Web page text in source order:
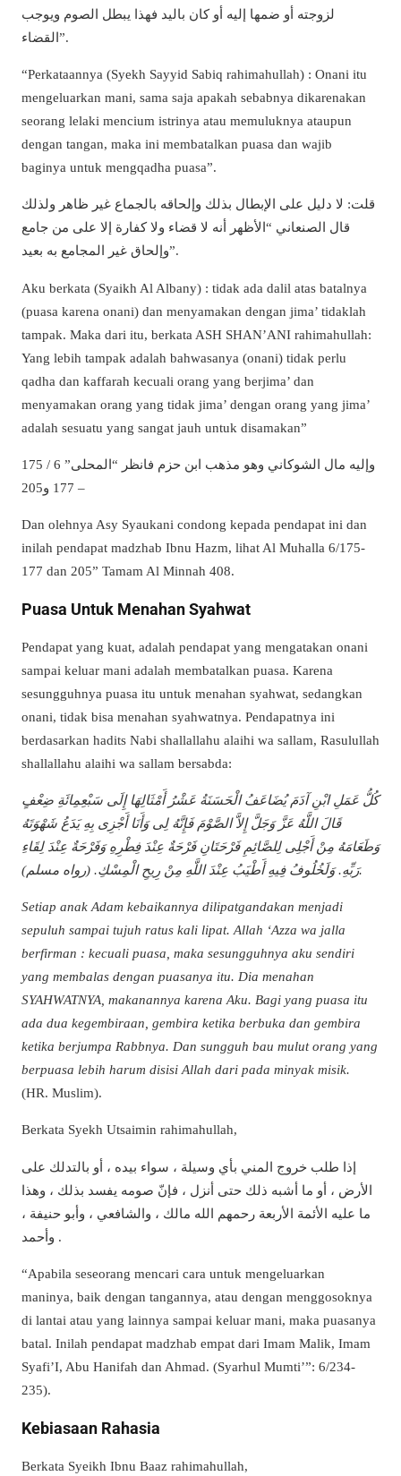
لزوجته أو ضمها إليه أو كان باليد فهذا يبطل الصوم ويوجب
القضاء”.
“Perkataannya (Syekh Sayyid Sabiq rahimahullah) : Onani itu
mengeluarkan mani, sama saja apakah sebabnya dikarenakan
seorang lelaki mencium istrinya atau memuluknya ataupun
dengan tangan, maka ini membatalkan puasa dan wajib
baginya untuk mengqadha puasa”.
قلت: لا دليل على الإبطال بذلك وإلحاقه بالجماع غير ظاهر ولذلك
قال الصنعاني “الأظهر أنه لا قضاء ولا كفارة إلا على من جامع
وإلحاق غير المجامع به بعيد”.
Aku berkata (Syaikh Al Albany) : tidak ada dalil atas batalnya
(puasa karena onani) dan menyamakan dengan jima’ tidaklah
tampak. Maka dari itu, berkata ASH SHAN’ANI rahimahullah:
Yang lebih tampak adalah bahwasanya (onani) tidak perlu
qadha dan kaffarah kecuali orang yang berjima’ dan
menyamakan orang yang tidak jima’ dengan orang yang jima’
adalah sesuatu yang sangat jauh untuk disamakan”
وإليه مال الشوكاني وهو مذهب ابن حزم فانظر “المحلى” 6 / 175
– 177 و205
Dan olehnya Asy Syaukani condong kepada pendapat ini dan
inilah pendapat madzhab Ibnu Hazm, lihat Al Muhalla 6/175-
177 dan 205” Tamam Al Minnah 408.
Puasa Untuk Menahan Syahwat
Pendapat yang kuat, adalah pendapat yang mengatakan onani
sampai keluar mani adalah membatalkan puasa. Karena
sesungguhnya puasa itu untuk menahan syahwat, sedangkan
onani, tidak bisa menahan syahwatnya. Pendapatnya ini
berdasarkan hadits Nabi shallallahu alaihi wa sallam, Rasulullah
shallallahu alaihi wa sallam bersabda:
كُلُّ عَمَلِ ابْنِ آدَمَ يُضَاعَفُ الْحَسَنَةُ عَشْرُ أَمْثَالِهَا إِلَى سَبْعِمِائَةِ ضِعْفٍ
قَالَ اللَّهُ عَزَّ وَجَلَّ إِلاَّ الصَّوْمَ فَإِنَّهُ لِى وَأَنَا أَجْزِى بِهِ يَدَعُ شَهْوَتَهُ
وَطَعَامَهُ مِنْ أَجْلِى لِلصَّائِمِ فَرْحَتَانِ فَرْحَةٌ عِنْدَ فِطْرِهِ وَفَرْحَةٌ عِنْدَ لِقَاءِ
رَبِّهِ. وَلَخُلُوفُ فِيهِ أَطْيَبُ عِنْدَ اللَّهِ مِنْ رِيحِ الْمِسْكِ. (رواه مسلم).
Setiap anak Adam kebaikannya dilipatgandakan menjadi
sepuluh sampai tujuh ratus kali lipat. Allah ‘Azza wa jalla
berfirman : kecuali puasa, maka sesungguhnya aku sendiri
yang membalas dengan puasanya itu. Dia menahan
SYAHWATNYA, makanannya karena Aku. Bagi yang puasa itu
ada dua kegembiraan, gembira ketika berbuka dan gembira
ketika berjumpa Rabbnya. Dan sungguh bau mulut orang yang
berpuasa lebih harum disisi Allah dari pada minyak misik.
(HR. Muslim).
Berkata Syekh Utsaimin rahimahullah,
إذا طلب خروج المني بأي وسيلة ، سواء بيده ، أو بالتدلك على
الأرض ، أو ما أشبه ذلك حتى أنزل ، فإنّ صومه يفسد بذلك ، وهذا
ما عليه الأئمة الأربعة رحمهم الله مالك ، والشافعي ، وأبو حنيفة ،
وأحمد .
“Apabila seseorang mencari cara untuk mengeluarkan
maninya, baik dengan tangannya, atau dengan menggosoknya
di lantai atau yang lainnya sampai keluar mani, maka puasanya
batal. Inilah pendapat madzhab empat dari Imam Malik, Imam
Syafi’I, Abu Hanifah dan Ahmad. (Syarhul Mumti’”: 6/234-
235).
Kebiasaan Rahasia
Berkata Syeikh Ibnu Baaz rahimahullah,